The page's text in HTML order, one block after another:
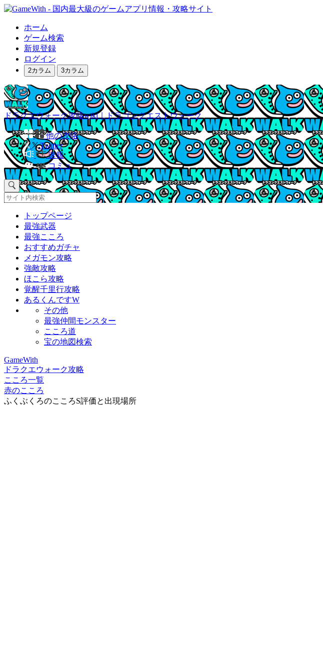
ホーム
ゲーム検索
新規登録
ログイン
2カラム 3カラム
ドラクエウォーク攻略wiki｜ドラゴンクエストウォーク
他の攻略
Twitter
速報
コミュ
トップページ
最強武器
最強こころ
おすすめガチャ
メガモン攻略
強敵攻略
ほこら攻略
覚醒千里行攻略
あるくんですW
その他
最強仲間モンスター
こころ道
宝の地図検索
GameWith
ドラクエウォーク攻略
こころ一覧
赤のこころ
ふくぶくろのこころS評価と出現場所